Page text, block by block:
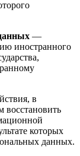
—
иностранного
в
восстановить
которых
данных.